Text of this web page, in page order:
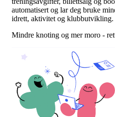
automatisert og lar deg bruke
idrett, aktivitet og klubbutvikling.
Mindre knoting og mer moro -